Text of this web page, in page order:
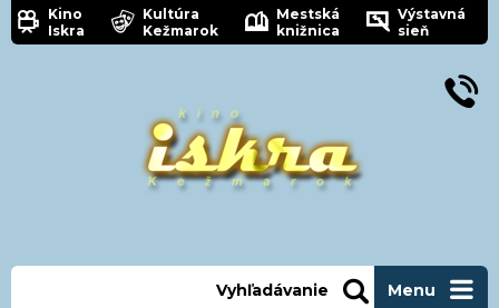
Kino
Iskra
Kultúra
Kežmarok
Mestská
knižnica
Výstavná
sieň
Menu
Vyhľadávanie